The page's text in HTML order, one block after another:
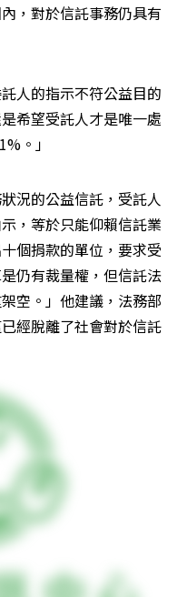
，對於信託事務仍具有
人的指示不符公益目的
希望受託人才是唯一處
。」
況的公益信託，受託人
，等於只能仰賴信託業
個捐款的單位，要求受
仍有裁量權，但信託法
空。」他建議，法務部
經脫離了社會對於信託